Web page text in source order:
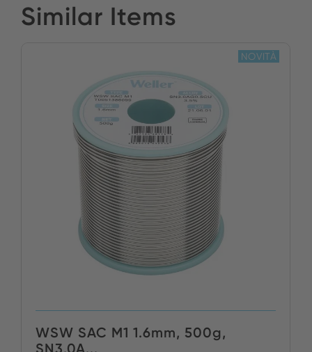
Similar Items
WSW SAC M1 1.6mm, 500g,
NOVITÀ